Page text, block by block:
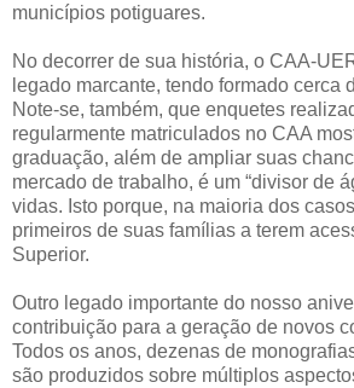
municípios potiguares.
No decorrer de sua história, o CAA-
legado marcante, tendo formado cerca
Note-se, também, que enquetes
regularmente matriculados no CAA
graduação, além de ampliar suas
mercado de trabalho, é um “divisor de
vidas. Isto porque, na maioria dos
primeiros de suas famílias a terem
Superior.
Outro legado importante do nosso
contribuição para a geração de novos
Todos os anos, dezenas de
são produzidos sobre múltiplos